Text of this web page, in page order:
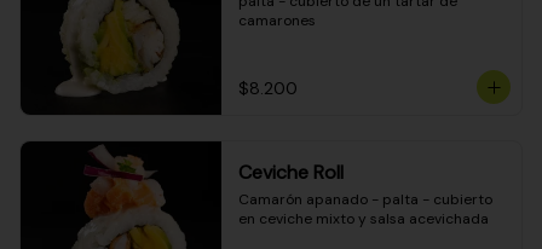
camarones
$8.200
Ceviche Roll
Camarón apanado - palta - cubierto
en ceviche mixto y salsa acevichada